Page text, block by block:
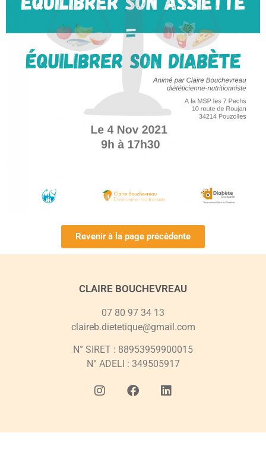
Revenir à la page précédente
CLAIRE BOUCHEVREAU
07 80 97 34 13
claireb.dietetique@gmail.com​
N° SIRET : 88953959900015
N° ADELI : 349505917